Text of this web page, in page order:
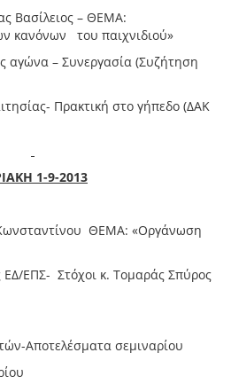
Βασίλειος – ΘΕΜΑ:
κανόνων του παιχνιδιού»
αγώνα – Συνεργασία (Συζήτηση
Πρακτική στο γήπεδο (ΔΑΚ
1-9-2013
Κωνσταντίνου ΘΕΜΑ: «Οργάνωση
ΕΔ/ΕΠΣ- Στόχοι κ. Τομαράς Σπύρος
Αποτελέσματα σεμιναρίου